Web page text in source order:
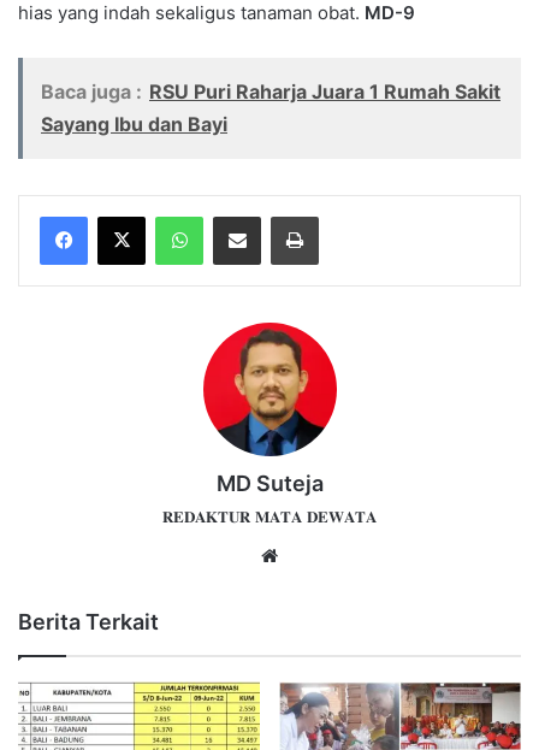
hias yang indah sekaligus tanaman obat. MD-9
Baca juga : RSU Puri Raharja Juara 1 Rumah Sakit
Sayang Ibu dan Bayi
WhatsAppShare via Email Print
MD Suteja
𝐑𝐄𝐃𝐀𝐊𝐓𝐔𝐑 𝐌𝐀𝐓𝐀 𝐃𝐄𝐖𝐀𝐓𝐀
Berita Terkait